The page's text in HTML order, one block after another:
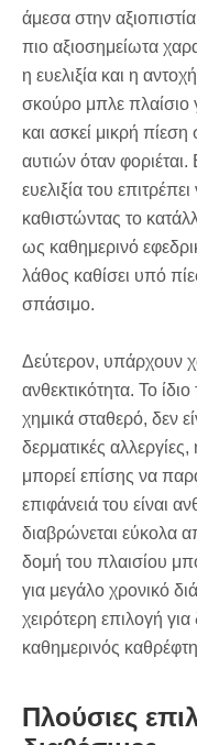
άμεσα στην
πιο αξιοσημείωτα
η ευελιξία και η
σκούρο μπλε πλαίσιο
και ασκεί μικρή
αυτιών όταν φοριέται.
ευελιξία του
καθιστώντας το
ως καθημερινό
λάθος καθίσει υπό
σπάσιμο.
Δεύτερον, υπάρχουν
ανθεκτικότητα. Το
χημικά σταθερό, δεν
δερματικές
μπορεί επίσης να
επιφάνειά του είναι
διαβρώνεται εύκολα
δομή του πλαισίου
για μεγάλο χρονικό
χειρότερη επιλογή
καθημερινός
Πλούσιες